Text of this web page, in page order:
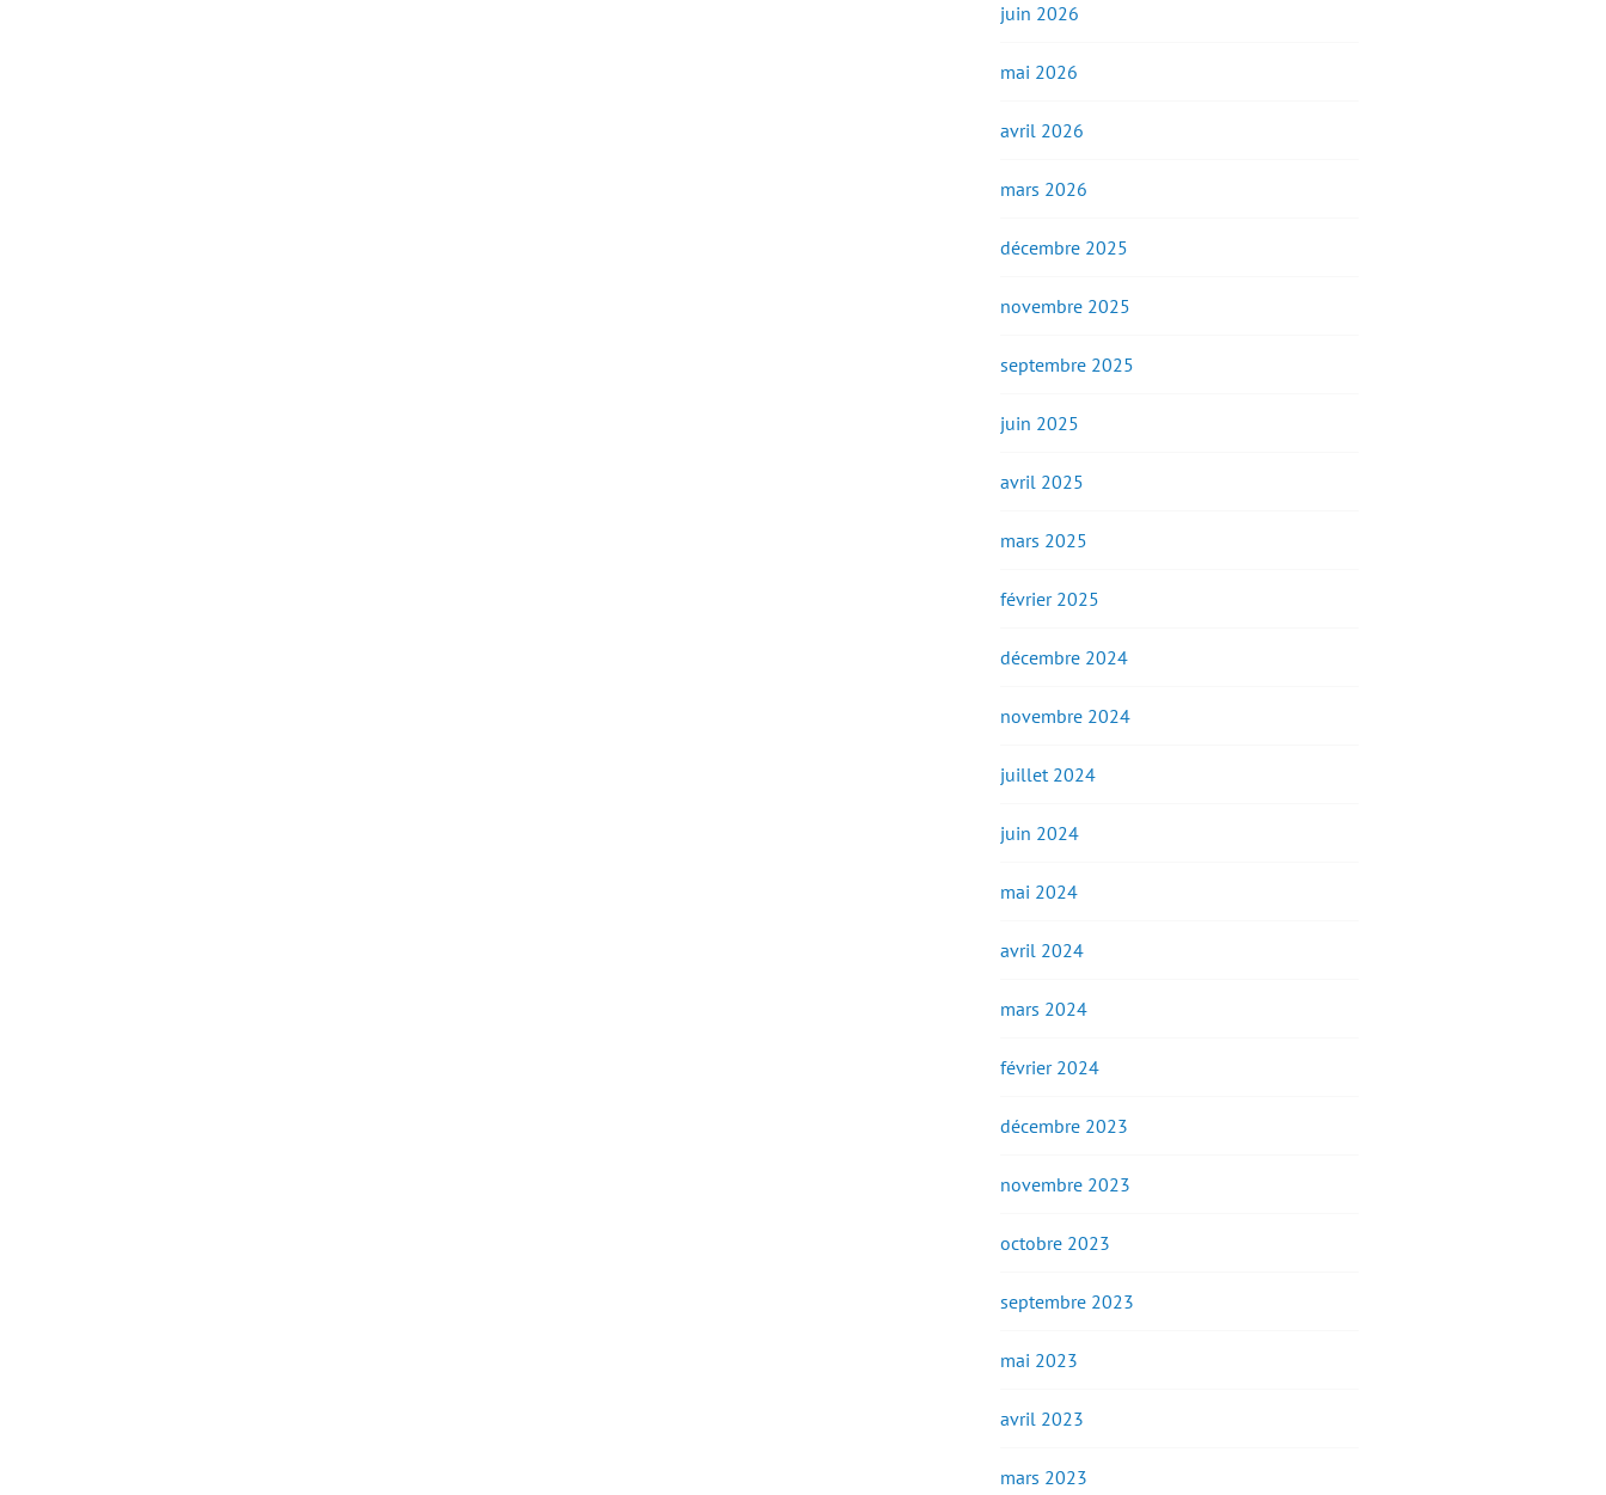
juin 2026
mai 2026
avril 2026
mars 2026
décembre 2025
novembre 2025
septembre 2025
juin 2025
avril 2025
mars 2025
février 2025
décembre 2024
novembre 2024
juillet 2024
juin 2024
mai 2024
avril 2024
mars 2024
février 2024
décembre 2023
novembre 2023
octobre 2023
septembre 2023
mai 2023
avril 2023
mars 2023